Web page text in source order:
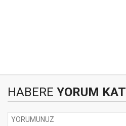
HABERE YORUM KAT